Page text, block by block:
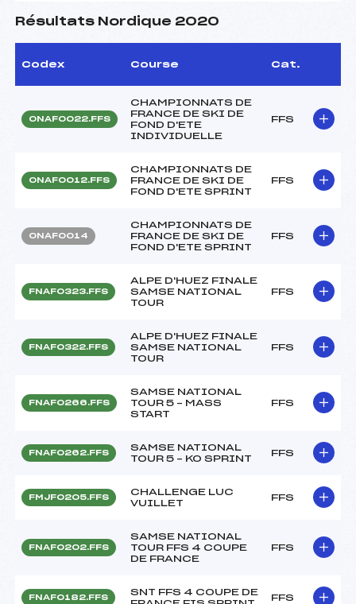
Résultats Nordique 2020
Codex Course Cat.
ONAF0022.FFS
CHAMPIONNATS DE
FRANCE DE SKI DE
FOND D'ETE
INDIVIDUELLE
FFS
ONAF0012.FFS
CHAMPIONNATS DE
FRANCE DE SKI DE
FOND D'ETE SPRINT
FFS
ONAF0014
CHAMPIONNATS DE
FRANCE DE SKI DE
FOND D'ETE SPRINT
FFS
FNAF0323.FFS
ALPE D'HUEZ FINALE
SAMSE NATIONAL
TOUR
FFS
FNAF0322.FFS
ALPE D'HUEZ FINALE
SAMSE NATIONAL
TOUR
FFS
FNAF0266.FFS
SAMSE NATIONAL
TOUR 5 – MASS
START
FFS
FNAF0262.FFS
SAMSE NATIONAL
TOUR 5 – KO SPRINT
FFS
FMJF0205.FFS
CHALLENGE LUC
VUILLET
FFS
FNAF0202.FFS
SAMSE NATIONAL
TOUR FFS 4 COUPE
DE FRANCE
FFS
FNAF0182.FFS
SNT FFS 4 COUPE DE
FFS